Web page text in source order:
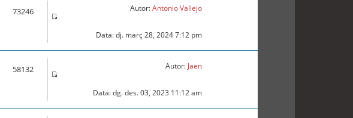
73246 Autor:Antonio Vallejo
Data: dj. març 28, 2024 7:12 pm
58132 Autor: Jaen
Data: dg. des. 03, 2023 11:12 am